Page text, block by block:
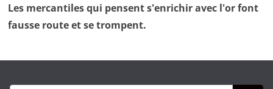
Les mercantiles qui pensent s'enrichir avec l'or font
fausse route et se trompent.